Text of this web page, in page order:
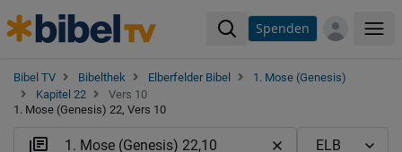
Spenden
Bibel TV Bibelthek Elberfelder Bibel
1. Mose (Genesis)
Kapitel 22
Vers 10
1. Mose (Genesis) 22, Vers 10